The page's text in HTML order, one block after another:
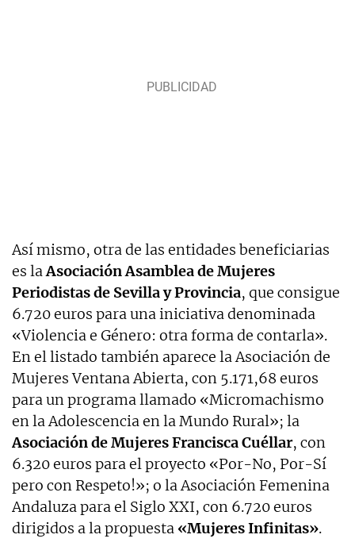
Así mismo, otra de las entidades beneficiarias
es laAsociación Asamblea de Mujeres
Periodistas de Sevilla y Provincia, que consigue
6.720 euros para una iniciativa denominada
«Violencia e Género: otra forma de contarla».
En el listado también aparece la Asociación de
Mujeres Ventana Abierta, con 5.171,68 euros
para un programa llamado «Micromachismo
en la Adolescencia en la Mundo Rural»; la
Asociación de Mujeres Francisca Cuéllar, con
6.320 euros para el proyecto «Por-No, Por-Sí
pero con Respeto!»; o la Asociación Femenina
Andaluza para el Siglo XXI, con 6.720 euros
dirigidos a la propuesta «Mujeres Infinitas».